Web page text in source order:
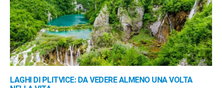
LAGHI DI PLITVICE: DA VEDERE ALMENO UNA VOLTA